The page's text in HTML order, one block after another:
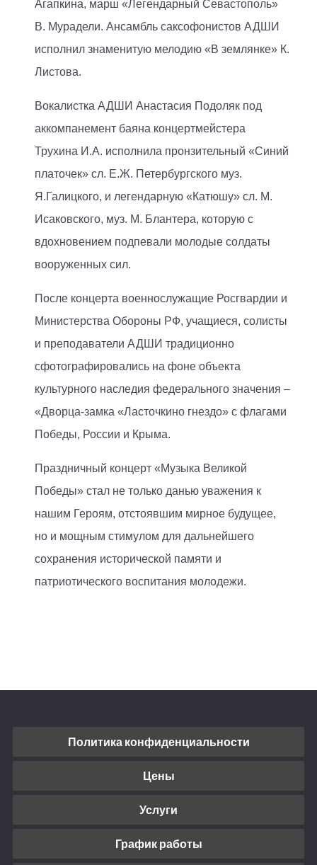
Агапкина, марш «Легендарный Севастополь»
В. Мурадели. Ансамбль саксофонистов АДШИ
исполнил знаменитую мелодию «В землянке» К.
Листова.
Вокалистка АДШИ Анастасия Подоляк под
аккомпанемент баяна концертмейстера
Трухина И.А. исполнила пронзительный «Синий
платочек» сл. Е.Ж. Петербургского муз.
Я.Галицкого, и легендарную «Катюшу» сл. М.
Исаковского, муз. М. Блантера, которую с
вдохновением подпевали молодые солдаты
вооруженных сил.
После концерта военнослужащие Росгвардии и
Министерства Обороны РФ, учащиеся, солисты
и преподаватели АДШИ традиционно
сфотографировались на фоне объекта
культурного наследия федерального значения –
«Дворца-замка «Ласточкино гнездо» с флагами
Победы, России и Крыма.
Праздничный концерт «Музыка Великой
Победы» стал не только данью уважения к
нашим Героям, отстоявшим мирное будущее,
но и мощным стимулом для дальнейшего
сохранения исторической памяти и
патриотического воспитания молодежи.
Политика конфиденциальности
Цены
Услуги
График работы